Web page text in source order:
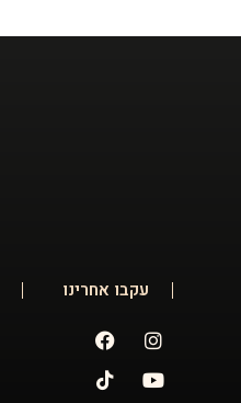
עקבו אחרינו